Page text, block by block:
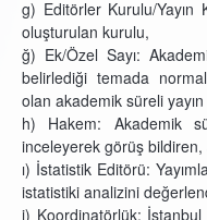
g) Editörler Kurulu/Yayın
oluşturulan kurulu,
ğ) Ek/Özel Sayı:
belirlediği temada
olan akademik süreli yayın
h) Hakem: Akademik
inceleyerek görüş bildiren,
ı) İstatistik Editörü:
istatistiki analizini
i) Koordinatörlük: